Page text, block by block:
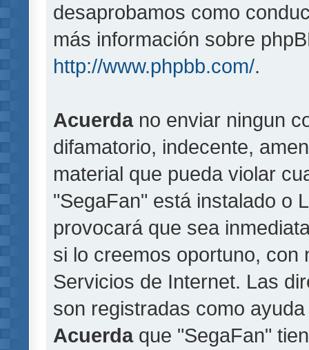
desaprobamos como
más información sobre
http://www.phpbb.com/.
Acuerdano enviar ningun
difamatorio, indecente,
material que pueda violar
"SegaFan" está instalado o
provocará que sea
si lo creemos oportuno, con
Servicios de Internet. Las
son registradas como
Acuerdaque "SegaFan"